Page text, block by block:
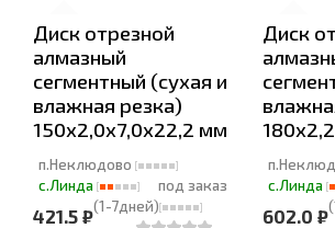
Диск отрезной
алмазный
сегментный (сухая и
влажная резка)
150х2,0х7,0х22,2 мм
п.Неклюдово
с.Линда
под заказ
(1-7дней)
421.5 ₽
Диск
с.Линда
602.0 ₽